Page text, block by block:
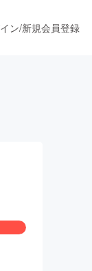
ン/新規会員登録